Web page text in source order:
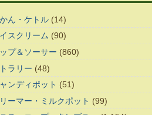
ん・ケトル (14)
スクリーム (90)
プ＆ソーサー (860)
ラリー (48)
ンディポット (51)
ーマー・ミルクポット (99)